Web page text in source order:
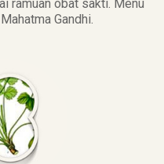
ramuan obat sakti. Menu
Gandhi.